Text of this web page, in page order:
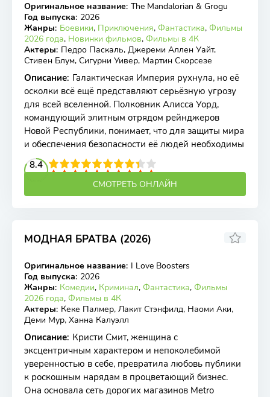
WEB-DL
Оригинальное название: The Mandalorian & Grogu
Год выпуска: 2026
Жанры: Боевики, Приключения, Фантастика, Фильмы
2026 года, Новинки фильмов, Фильмы в 4К
Актеры: Педро Паскаль, Джереми Аллен Уайт,
Стивен Блум, Сигурни Уивер, Мартин Скорсезе
Описание: Галактическая Империя рухнула, но её
осколки всё ещё представляют серьёзную угрозу
для всей вселенной. Полковник Алисса Уорд,
командующий элитным отрядом рейнджеров
Новой Республики, понимает, что для защиты мира
и обеспечения безопасности её людей необходимы
8.4
4 5 6 7 8 9 10
СМОТРЕТЬ ОНЛАЙН
МОДНАЯ БРАТВА (2026)
WEB-DL
5.75 7
Оригинальное название: I Love Boosters
Год выпуска: 2026
Жанры: Комедии, Криминал, Фантастика, Фильмы
2026 года, Фильмы в 4К
Актеры: Кеке Палмер, Лакит Стэнфилд, Наоми Аки,
Деми Мур, Ханна Калуэлл
Описание: Кристи Смит, женщина с
эксцентричным характером и непоколебимой
уверенностью в себе, превратила любовь публики
к роскошным нарядам в процветающий бизнес.
Она основала сеть дорогих магазинов Metro